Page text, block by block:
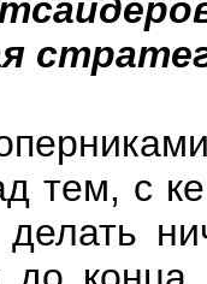
тем, с